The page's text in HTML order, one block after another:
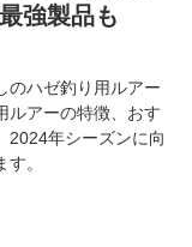
強製品も
のハゼ釣り用ルアー
ルアーの特徴、おす
2024年シーズンに向
。